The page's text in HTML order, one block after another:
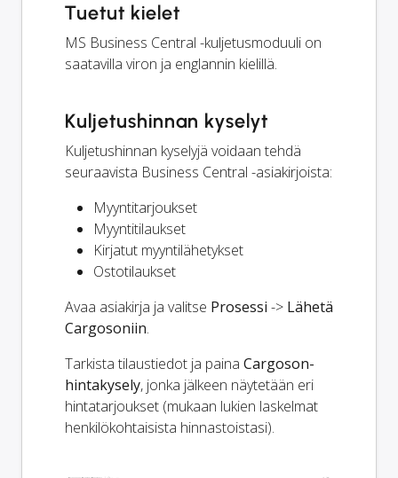
Tuetut kielet
MS Business Central -kuljetusmoduuli on
saatavilla viron ja englannin kielillä.
Kuljetushinnan kyselyt
Kuljetushinnan kyselyjä voidaan tehdä
seuraavista Business Central -asiakirjoista:
Myyntitarjoukset
Myyntitilaukset
Kirjatut myyntilähetykset
Ostotilaukset
Avaa asiakirja ja valitse Prosessi -> Lähetä
Cargosoniin.
Tarkista tilaustiedot ja paina Cargoson-
hintakysely, jonka jälkeen näytetään eri
hintatarjoukset (mukaan lukien laskelmat
henkilökohtaisista hinnastoistasi).